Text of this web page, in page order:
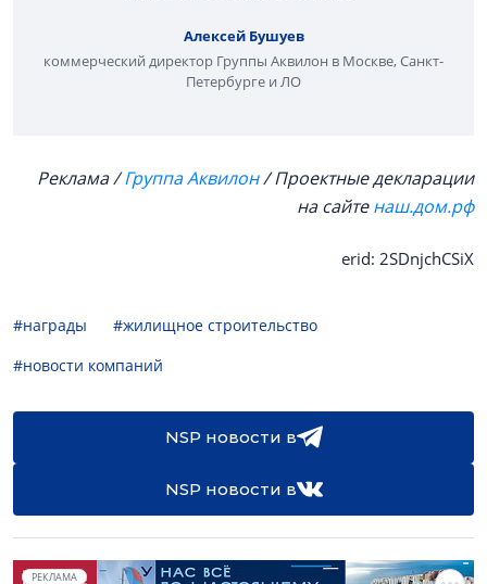
Алексей Бушуев
коммерческий директор Группы Аквилон в Москве, Санкт-
Петербурге и ЛО
Реклама /Группа Аквилон/ Проектные декларации
на сайтенаш.дом.рф
erid: 2SDnjchCSiX
#награды
#жилищное строительство
#новости компаний
NSP новости в
NSP новости в
РЕКЛАМА